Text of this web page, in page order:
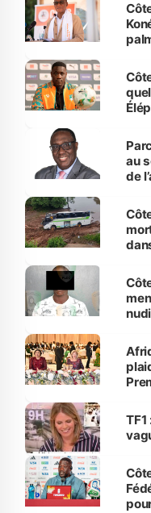
au
de
sur